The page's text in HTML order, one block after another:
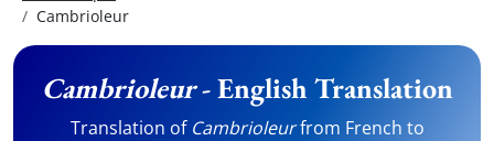
Cambrioleur
Cambrioleur- English Translation
Translation of Cambrioleurfrom French to